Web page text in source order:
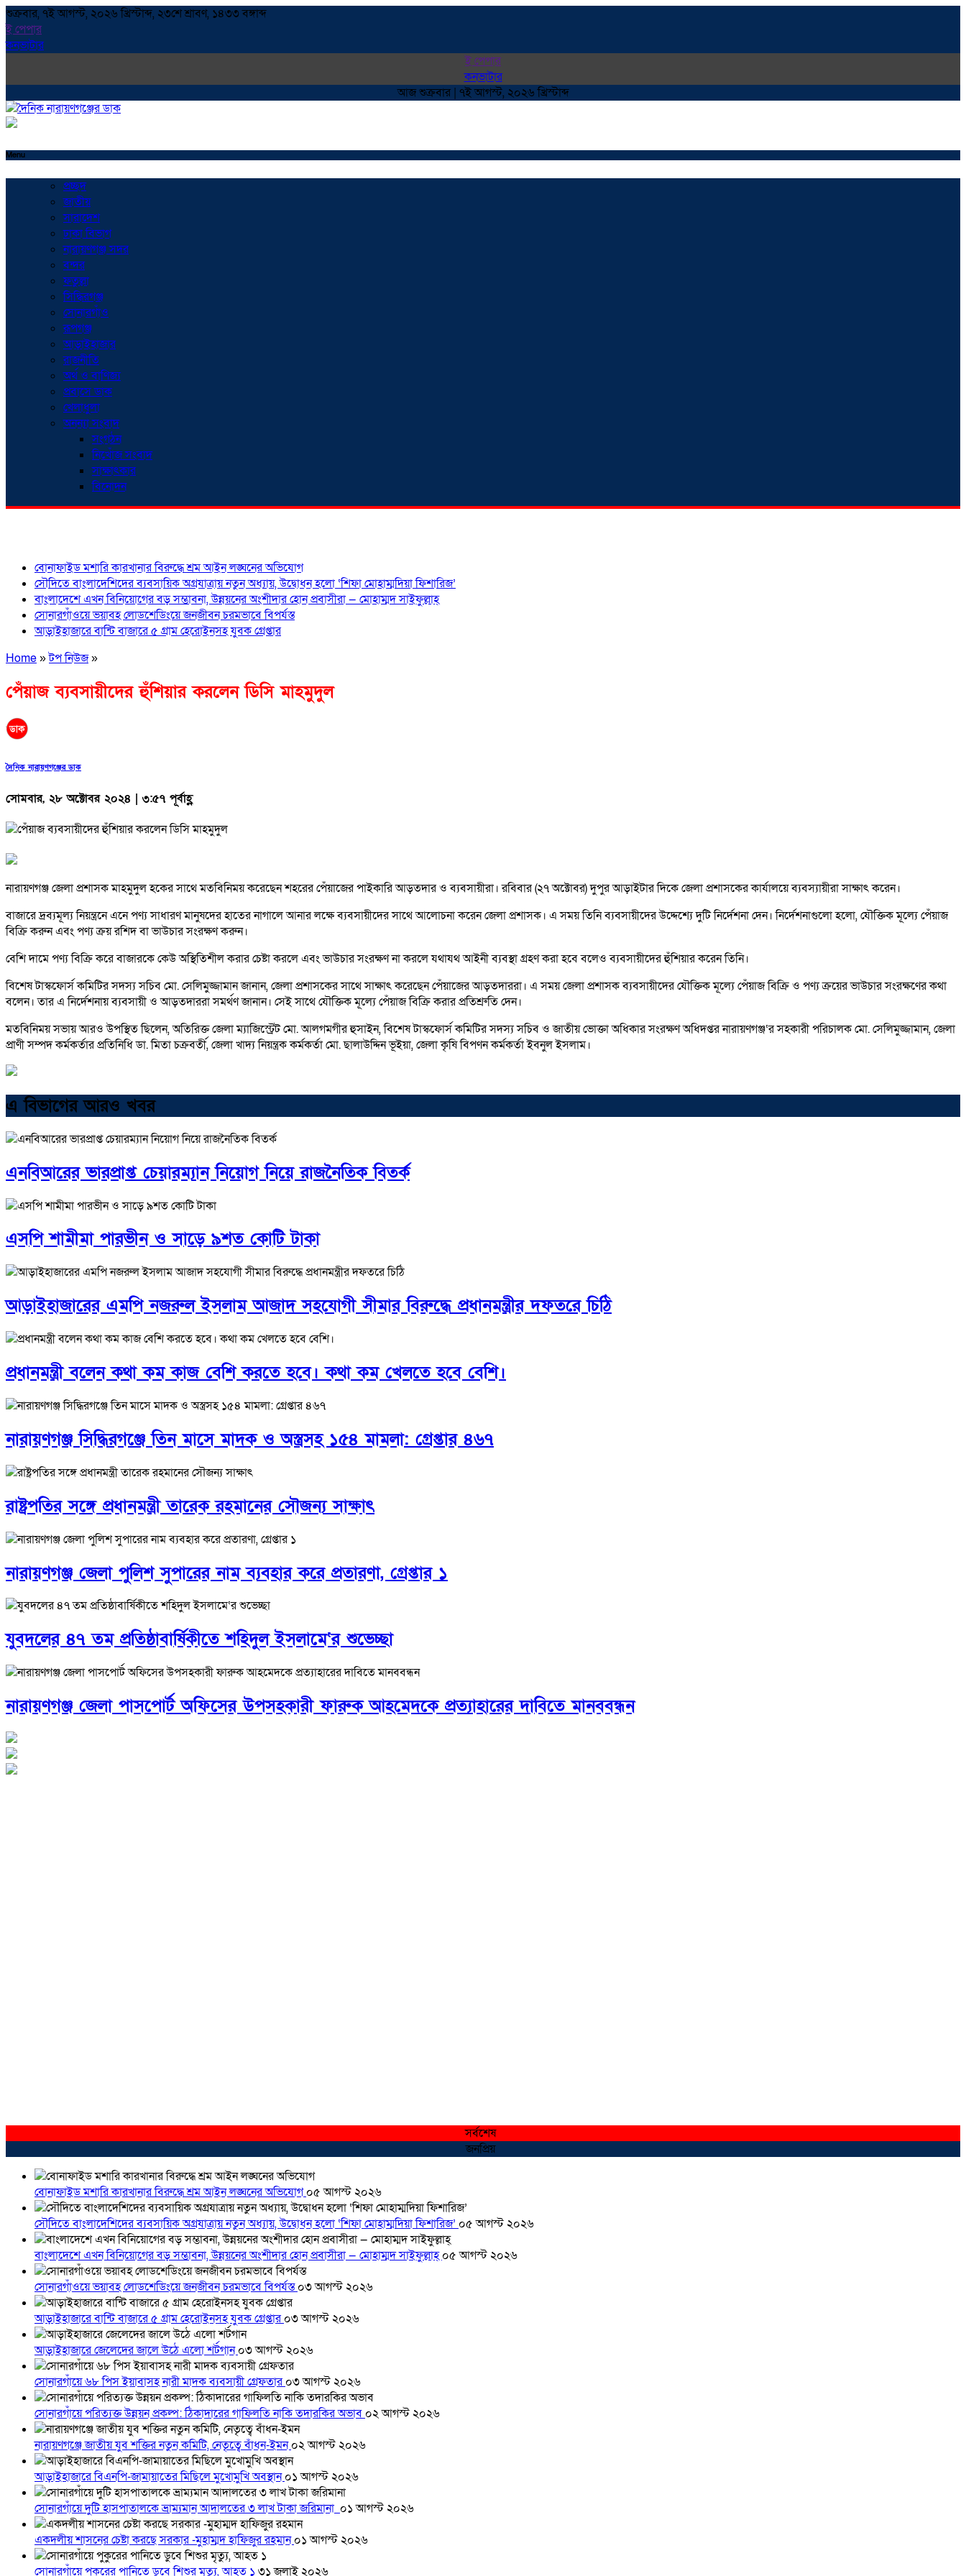
শুক্রবার, ৭ই আগস্ট, ২০২৬ খ্রিস্টাব্দ, ২৩শে শ্রাবণ, ১৪৩৩ বঙ্গাব্দ
ই পেপার
কনভাটার
ই পেপার
কনভাটার
আজ শুক্রবার | ৭ই আগস্ট, ২০২৬ খ্রিস্টাব্দ
Menu
প্রচ্ছদ
জাতীয়
সারাদেশ
ঢাকা বিভাগ
নারায়ণগঞ্জ সদর
বন্দর
ফতুল্লা
সিদ্ধিরগঞ্জ
সোনারগাঁও
রূপগঞ্জ
আড়াইহাজার
রাজনীতি
অর্থ ও বাণিজ্য
প্রবাসে ডাক
খেলাধুলা
অনন্যা সংবাদ
সংগঠন
নিখোঁজ সংবাদ
সাক্ষাৎকার
বিনোদন
বোনাফাইড মশারি কারখানার বিরুদ্ধে শ্রম আইন লঙ্ঘনের অভিযোগ
সৌদিতে বাংলাদেশিদের ব্যবসায়িক অগ্রযাত্রায় নতুন অধ্যায়, উদ্বোধন হলো ‘শিফা মোহাম্মদিয়া ফিশারিজ’
বাংলাদেশে এখন বিনিয়োগের বড় সম্ভাবনা, উন্নয়নের অংশীদার হোন প্রবাসীরা — মোহাম্মদ সাইফুল্লাহ্
সোনারগাঁওয়ে ভয়াবহ লোডশেডিংয়ে জনজীবন চরমভাবে বিপর্যস্ত
আড়াইহাজারে বান্টি বাজারে ৫ গ্রাম হেরোইনসহ যুবক গ্রেপ্তার
Home»টপ নিউজ»
পেঁয়াজ ব্যবসায়ীদের হুঁশিয়ার করলেন ডিসি মাহমুদুল
দৈনিক নারায়ণগঞ্জের ডাক
সোমবার, ২৮ অক্টোবর ২০২৪ | ৩:৫৭ পূর্বাহ্ণ
নারায়ণগঞ্জ জেলা প্রশাসক মাহমুদুল হকের সাথে মতবিনিময় করেছেন শহরের পেঁয়াজের পাইকারি আড়তদার ও ব্যবসায়ীরা। রবিবার (২৭ অক্টোবর) দুপুর আড়াইটার দিকে জেলা প্রশাসকের কার্যালয়ে ব্যবস্যায়ীরা সাক্ষাৎ করেন।
বাজারে দ্রব্যমূল্য নিয়ন্ত্রনে এনে পণ্য সাধারণ মানুষদের হাতের নাগালে আনার লক্ষে ব্যবসায়ীদের সাথে আলোচনা করেন জেলা প্রশাসক। এ সময় তিনি ব্যবসায়ীদের উদ্দেশ্যে দুটি নির্দেশনা দেন। নির্দেশনাগুলো হলো, যৌক্তিক মূল্যে পেঁয়াজ
বিক্রি করুন এবং পণ্য ক্রয় রশিদ বা ভাউচার সংরক্ষণ করুন।
বেশি দামে পণ্য বিক্রি করে বাজারকে কেউ অস্থিতিশীল করার চেষ্টা করলে এবং ভাউচার সংরক্ষণ না করলে যথাযথ আইনী ব্যবস্থা গ্রহণ করা হবে বলেও ব্যবসায়ীদের হুঁশিয়ার করেন তিনি।
বিশেষ টাস্কফোর্স কমিটির সদস্য সচিব মো. সেলিমুজ্জামান জানান, জেলা প্রশাসকের সাথে সাক্ষাৎ করেছেন পেঁয়াজের আড়তদাররা। এ সময় জেলা প্রশাসক ব্যবসায়ীদের যৌক্তিক মূল্যে পেঁয়াজ বিক্রি ও পণ্য ক্রয়ের ভাউচার সংরক্ষণের কথা
বলেন। তার এ নির্দেশনায় ব্যবসায়ী ও আড়তদাররা সমর্থণ জানান। সেই সাথে যৌক্তিক মূল্যে পেঁয়াজ বিক্রি করার প্রতিশ্রুতি দেন।
মতবিনিময় সভায় আরও উপস্থিত ছিলেন, অতিরিক্ত জেলা ম্যাজিস্ট্রেট মো. আলগমগীর হুসাইন, বিশেষ টাস্কফোর্স কমিটির সদস্য সচিব ও জাতীয় ভোক্তা অধিকার সংরক্ষণ অধিদপ্তর নারায়ণগঞ্জ‘র সহকারী পরিচালক মো. সেলিমুজ্জামান, জেলা
প্রাণী সম্পদ কর্মকর্তার প্রতিনিধি ডা. মিতা চক্রবর্তী, জেলা খাদ্য নিয়ন্ত্রক কর্মকর্তা মো. ছালাউদ্দিন ভূইয়া, জেলা কৃষি বিপণন কর্মকর্তা ইবনুল ইসলাম।
এ বিভাগের আরও খবর
এনবিআরের ভারপ্রাপ্ত চেয়ারম্যান নিয়োগ নিয়ে রাজনৈতিক বিতর্ক
এসপি শামীমা পারভীন ও সাড়ে ৯শত কোটি টাকা
আড়াইহাজারের এমপি নজরুল ইসলাম আজাদ সহযোগী সীমার বিরুদ্ধে প্রধানমন্ত্রীর দফতরে চিঠি
প্রধানমন্ত্রী বলেন কথা কম কাজ বেশি করতে হবে। কথা কম খেলতে হবে বেশি।
নারায়ণগঞ্জ সিদ্ধিরগঞ্জে তিন মাসে মাদক ও অস্ত্রসহ ১৫৪ মামলা: গ্রেপ্তার ৪৬৭
রাষ্ট্রপতির সঙ্গে প্রধানমন্ত্রী তারেক রহমানের সৌজন্য সাক্ষাৎ
নারায়ণগঞ্জ জেলা পুলিশ সুপারের নাম ব্যবহার করে প্রতারণা, গ্রেপ্তার ১
যুবদলের ৪৭ তম প্রতিষ্ঠাবার্ষিকীতে শহিদুল ইসলামে‘র শুভেচ্ছা
নারায়ণগঞ্জ জেলা পাসপোর্ট অফিসের উপসহকারী ফারুক আহমেদকে প্রত্যাহারের দাবিতে মানববন্ধন
সর্বশেষ
জনপ্রিয়
বোনাফাইড মশারি কারখানার বিরুদ্ধে শ্রম আইন লঙ্ঘনের অভিযোগ০৫ আগস্ট ২০২৬
সৌদিতে বাংলাদেশিদের ব্যবসায়িক অগ্রযাত্রায় নতুন অধ্যায়, উদ্বোধন হলো ‘শিফা মোহাম্মদিয়া ফিশারিজ’ ০৫ আগস্ট ২০২৬
বাংলাদেশে এখন বিনিয়োগের বড় সম্ভাবনা, উন্নয়নের অংশীদার হোন প্রবাসীরা — মোহাম্মদ সাইফুল্লাহ্০৫ আগস্ট ২০২৬
সোনারগাঁওয়ে ভয়াবহ লোডশেডিংয়ে জনজীবন চরমভাবে বিপর্যস্ত০৩ আগস্ট ২০২৬
আড়াইহাজারে বান্টি বাজারে ৫ গ্রাম হেরোইনসহ যুবক গ্রেপ্তার০৩ আগস্ট ২০২৬
আড়াইহাজারে জেলেদের জালে উঠে এলো শর্টগান০৩ আগস্ট ২০২৬
সোনারগাঁয়ে ৬৮ পিস ইয়াবাসহ নারী মাদক ব্যবসায়ী গ্রেফতার০৩ আগস্ট ২০২৬
সোনারগাঁয়ে পরিত্যক্ত উন্নয়ন প্রকল্প: ঠিকাদারের গাফিলতি নাকি তদারকির অভাব ০২ আগস্ট ২০২৬
নারায়ণগঞ্জে জাতীয় যুব শক্তির নতুন কমিটি, নেতৃত্বে বাঁধন-ইমন০২ আগস্ট ২০২৬
আড়াইহাজারে বিএনপি-জামায়াতের মিছিলে মুখোমুখি অবস্থান০১ আগস্ট ২০২৬
সোনারগাঁয়ে দুটি হাসপাতালকে ভ্রাম্যমান আদালতের ৩ লাখ টাকা জরিমানা ০১ আগস্ট ২০২৬
একদলীয় শাসনের চেষ্টা করছে সরকার -মুহাম্মদ হাফিজুর রহমান০১ আগস্ট ২০২৬
সোনারগাঁয়ে পুকুরের পানিতে ডুবে শিশুর মৃত্যু, আহত ১ ৩১ জুলাই ২০২৬